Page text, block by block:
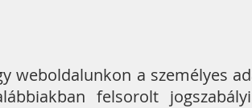
weboldalunkon a személyes
felsorolt